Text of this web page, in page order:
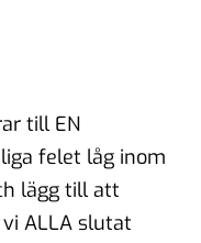
till EN
felet låg inom
lägg till att
ALLA slutat